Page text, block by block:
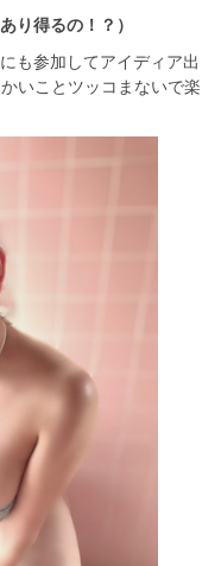
得るの！？）
も参加してアイディア出
いことツッコまないで楽